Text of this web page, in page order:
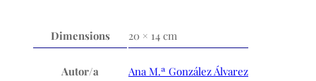
Dimensions 20 × 14 cm
Autor/a Ana M.ª González Álvarez